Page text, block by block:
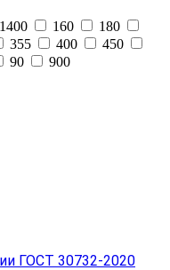
1400 160
180
355 400
450
90
900
ГОСТ 30732-2020